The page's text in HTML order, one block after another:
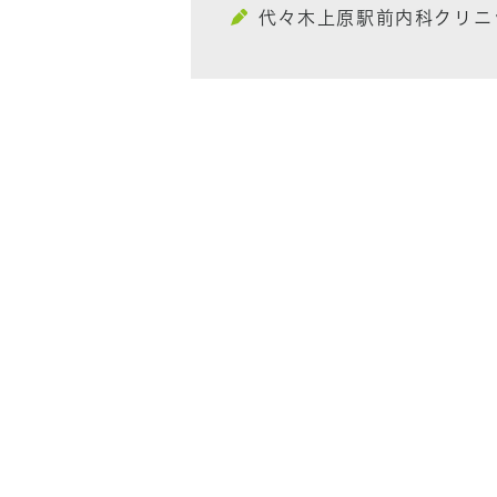
代々木上原駅前内科クリニ